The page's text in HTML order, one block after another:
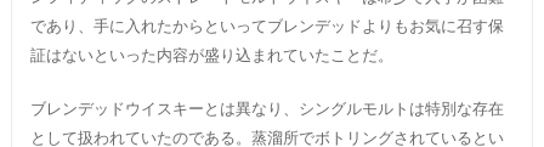
であり、手に入れたからといってブレンデッドよりもお気に召す保
証はないといった内容が盛り込まれていたことだ。
ブレンデッドウイスキーとは異なり、シングルモルトは特別な存在
として扱われていたのである。蒸溜所でボトリングされているとい